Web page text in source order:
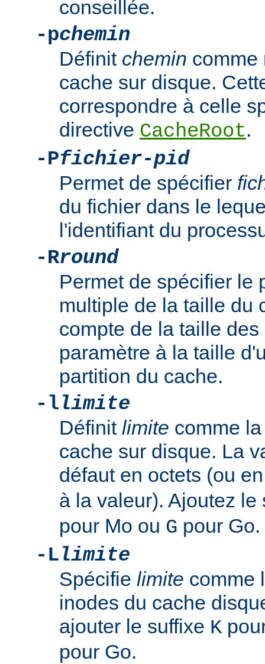
conseillée.
-pchemin
Définit chemin comme
cache sur disque.
correspondre à celle
directive CacheRoot.
-Pfichier-pid
Permet de spécifier
du fichier dans le
l'identifiant du
-Rround
Permet de spécifier le
multiple de la taille du
compte de la taille
paramètre à la taille
partition du cache.
-llimite
Définit limite comme
cache sur disque. La
défaut en octets (ou
à la valeur). Ajoutez
pour Mo ou G pour Go.
-Llimite
Spécifie limite comme
inodes du cache
ajouter le suffixe K
pour Go.